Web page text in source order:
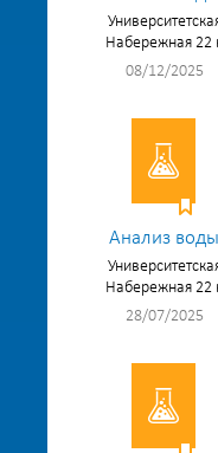
Набережная 22
08/12/2025
Анализ воды
Набережная 22
28/07/2025